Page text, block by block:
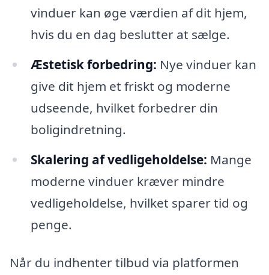
vinduer kan øge værdien af dit hjem,
hvis du en dag beslutter at sælge.
Æstetisk forbedring: Nye vinduer kan
give dit hjem et friskt og moderne
udseende, hvilket forbedrer din
boligindretning.
Skalering af vedligeholdelse: Mange
moderne vinduer kræver mindre
vedligeholdelse, hvilket sparer tid og
penge.
Når du indhenter tilbud via platformen